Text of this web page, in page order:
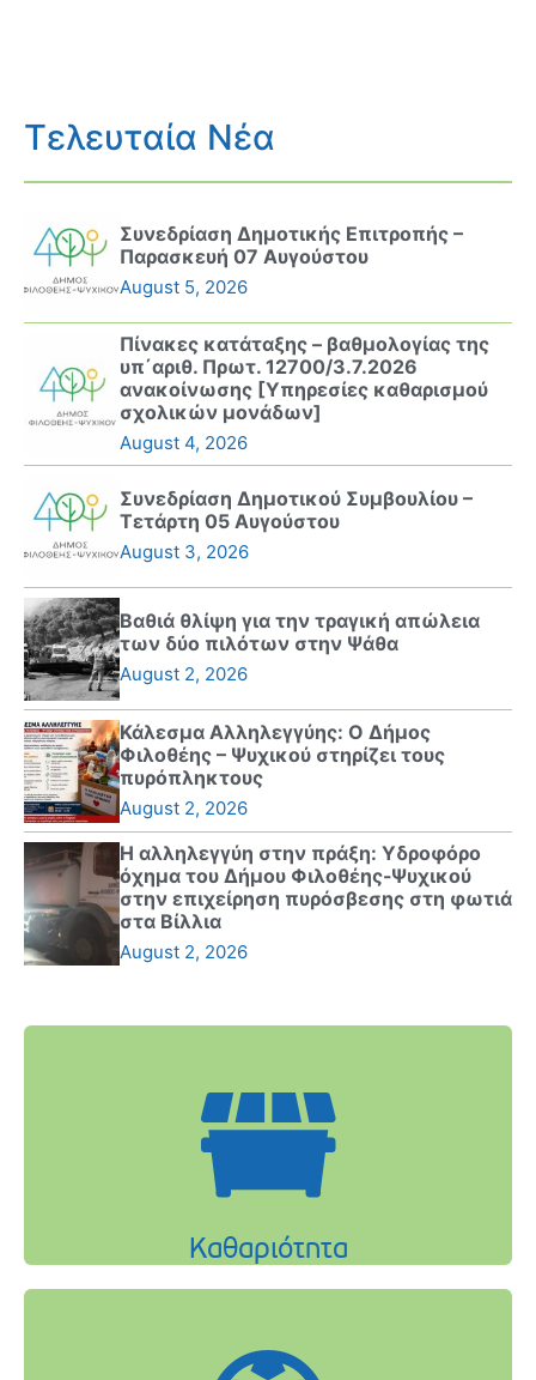
Τελευταία Νέα
Συνεδρίαση Δημοτικής Επιτροπής –
Παρασκευή 07 Αυγούστου
August 5, 2026
Πίνακες κατάταξης – βαθμολογίας της
υπ΄αριθ. Πρωτ. 12700/3.7.2026
ανακοίνωσης [Υπηρεσίες καθαρισμού
σχολικών μονάδων]
August 4, 2026
Συνεδρίαση Δημοτικού Συμβουλίου –
Τετάρτη 05 Αυγούστου
August 3, 2026
Βαθιά θλίψη για την τραγική απώλεια
των δύο πιλότων στην Ψάθα
August 2, 2026
Κάλεσμα Αλληλεγγύης: Ο Δήμος
Φιλοθέης – Ψυχικού στηρίζει τους
πυρόπληκτους
August 2, 2026
Η αλληλεγγύη στην πράξη: Υδροφόρο
όχημα του Δήμου Φιλοθέης-Ψυχικού
στην επιχείρηση πυρόσβεσης στη φωτιά
στα Βίλλια
August 2, 2026